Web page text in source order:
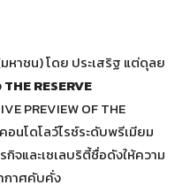
หาชน) โดย ประเสริฐ แต่ดุลย
THE RESERVE
PREVIEW OF THE
อนโดโลว์ไรซ์ระดับพรีเมียม
จและเซเลบริตี้ชื่อดังให้ความ
กาศคับคั่ง